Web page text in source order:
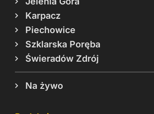
Karpacz
Piechowice
Szklarska Poręba
Świeradów Zdrój
Na żywo